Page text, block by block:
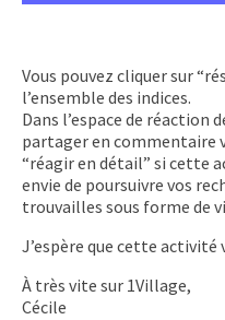
Vous pouvez cliquer sur
l’ensemble des indices.
Dans l’espace de réaction
partager en commentaire
“réagir en détail” si cette
envie de poursuivre vos
trouvailles sous forme de
J’espère que cette activité
À très vite sur 1Village,
Cécile